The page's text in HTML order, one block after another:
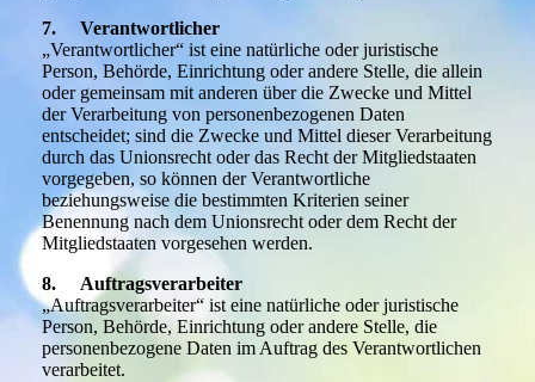
7. Verantwortlicher
„Verantwortlicher“ ist eine natürliche oder juristische
Person, Behörde, Einrichtung oder andere Stelle, die allein
oder gemeinsam mit anderen über die Zwecke und Mittel
der Verarbeitung von personenbezogenen Daten
entscheidet; sind die Zwecke und Mittel dieser Verarbeitung
durch das Unionsrecht oder das Recht der Mitgliedstaaten
vorgegeben, so können der Verantwortliche
beziehungsweise die bestimmten Kriterien seiner
Benennung nach dem Unionsrecht oder dem Recht der
Mitgliedstaaten vorgesehen werden.
8. Auftragsverarbeiter
„Auftragsverarbeiter“ ist eine natürliche oder juristische
Person, Behörde, Einrichtung oder andere Stelle, die
personenbezogene Daten im Auftrag des Verantwortlichen
verarbeitet.